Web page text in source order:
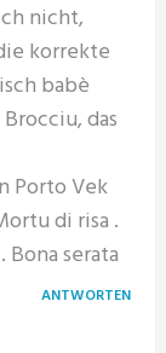
nicht,
korrekte
babè
das
Porto Vek
di risa .
serata
ANTWORTEN